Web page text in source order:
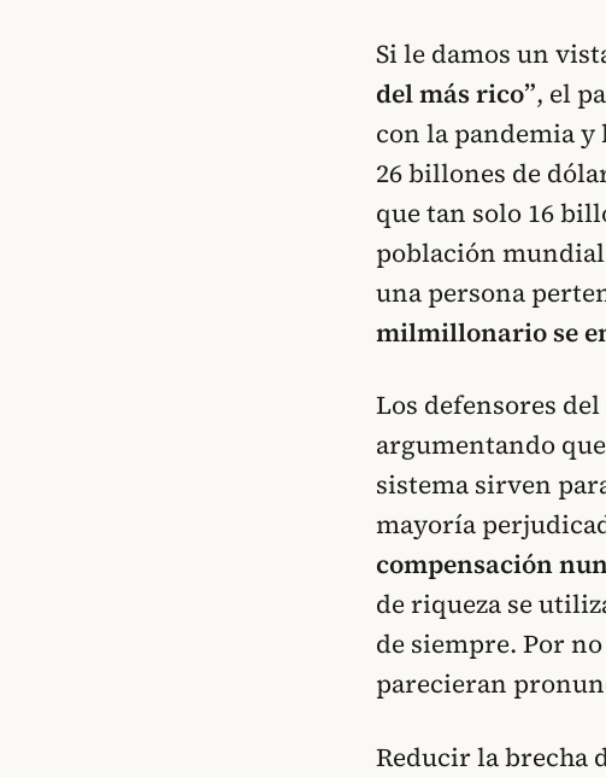
Si le damos un
del más rico”, el
con la pandemia y
26 billones de
que tan solo 16
población
una persona
milmillonario se
Los defensores
argumentando
sistema sirven
mayoría
compensación
de riqueza se
de siempre. Por
parecieran
Reducir la brecha